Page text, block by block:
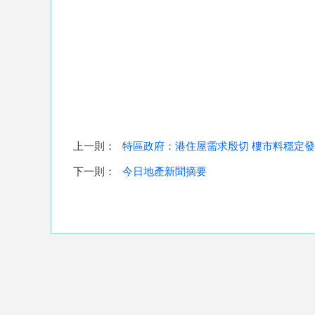
上一則： 特區政府：港住屋需求殷切 樓市料穩定
下一則： 今日地產新聞摘要